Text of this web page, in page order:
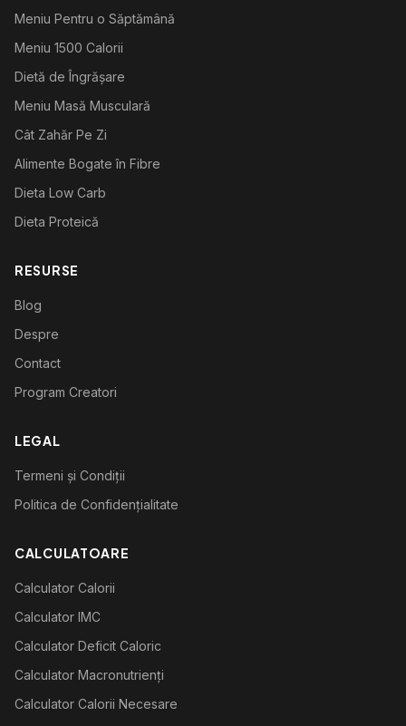
Meniu Pentru o Săptămână
Meniu 1500 Calorii
Dietă de Îngrășare
Meniu Masă Musculară
Cât Zahăr Pe Zi
Alimente Bogate în Fibre
Dieta Low Carb
Dieta Proteică
RESURSE
Blog
Despre
Contact
Program Creatori
LEGAL
Termeni și Condiții
Politica de Confidențialitate
CALCULATOARE
Calculator Calorii
Calculator IMC
Calculator Deficit Caloric
Calculator Macronutrienți
Calculator Calorii Necesare